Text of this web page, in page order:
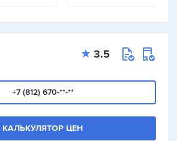
3.5
+7 (812) 670-**-**
КАЛЬКУЛЯТОР ЦЕН